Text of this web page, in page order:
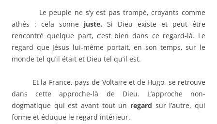
Le peuple ne s’y est pas trompé, croyants comme
athés : cela sonne juste. Si Dieu existe et peut être
rencontré quelque part, c’est bien dans ce regard-là. Le
regard que Jésus lui-même portait, en son temps, sur le
monde tel qu’il était et Dieu tel qu’il est.
Et la France, pays de Voltaire et de Hugo, se retrouve
dans cette approche-là de Dieu. L’approche non-
dogmatique qui est avant tout un regard sur l’autre, qui
forme et éduque le regard intérieur.